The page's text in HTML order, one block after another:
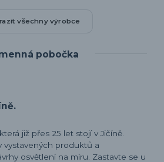
všechny výrobce
pobočka
již přes 25 let stojí v Jičíně.
vystavených produktů a
osvětlení na míru. Zastavte se u